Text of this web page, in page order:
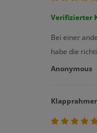
Verifizierter
Bei einer
habe die
Anonymous